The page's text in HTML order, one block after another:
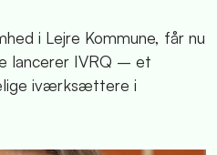
i Lejre Kommune, får nu
lancerer IVRQ – et
iværksættere i